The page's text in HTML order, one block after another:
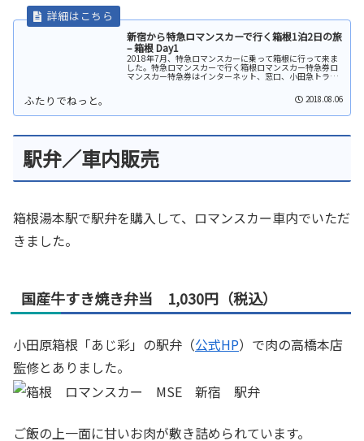
新宿から特急ロマンスカーで行く箱根1泊2日の旅
– 箱根 Day1
2018年7月、特急ロマンスカーに乗って箱根に行って来ま
した。特急ロマンスカーで行く箱根ロマンスカー特急券ロ
マンスカー特急券はインターネット、窓口、小田急トラベ
2018.08.06
駅弁／車内販売
箱根湯本駅で駅弁を購入して、ロマンスカー車内でいただ
きました。
国産牛すき焼き弁当 1,030円（税込）
小田原箱根「あじ彩」の駅弁（公式HP）で肉の高橋本店
監修とありました。
ご飯の上一面に甘いお肉が敷き詰められています。